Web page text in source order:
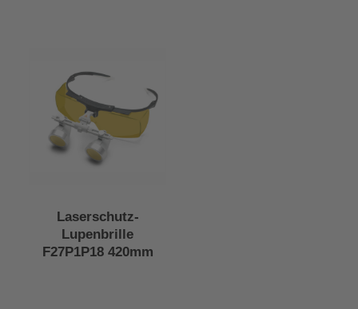
Laserschutz-
Lupenbrille
F27P1P18 420mm